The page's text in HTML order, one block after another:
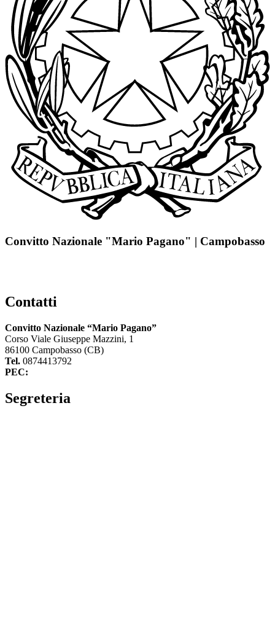
Convitto Nazionale "Mario Pagano" | Campobasso
Contatti
Convitto Nazionale “Mario Pagano”
Corso Viale Giuseppe Mazzini, 1
86100 Campobasso (CB)
Tel. 0874413792
PEC:
Segreteria